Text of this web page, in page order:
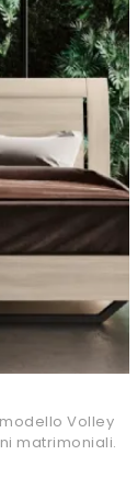
Volley
matrimoniali.